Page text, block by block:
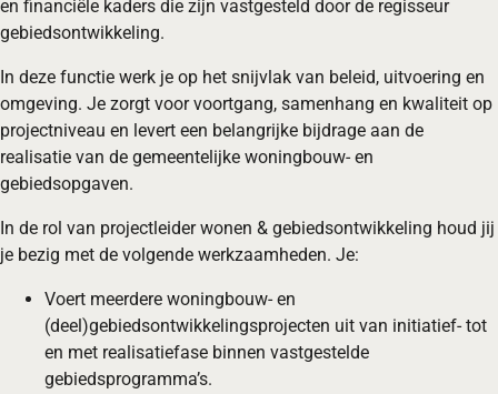
en financiële kaders die zijn vastgesteld door de regisseur
gebiedsontwikkeling.
In deze functie werk je op het snijvlak van beleid, uitvoering en
omgeving. Je zorgt voor voortgang, samenhang en kwaliteit op
projectniveau en levert een belangrijke bijdrage aan de
realisatie van de gemeentelijke woningbouw‑ en
gebiedsopgaven.
In de rol van projectleider wonen & gebiedsontwikkeling houd jij
je bezig met de volgende werkzaamheden. Je:
Voert meerdere woningbouw‑ en
(deel)gebiedsontwikkelingsprojecten uit van initiatief‑ tot
en met realisatiefase binnen vastgestelde
gebiedsprogramma’s.